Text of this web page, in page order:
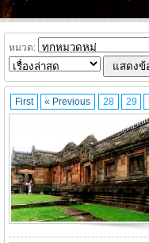
หมวด:
First « Previous 28 29